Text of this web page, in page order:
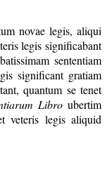
novae legis, aliqui
legis significabant
sententiam
significant gratiam
quantum se tenet
Libro ubertim
veteris legis aliquid